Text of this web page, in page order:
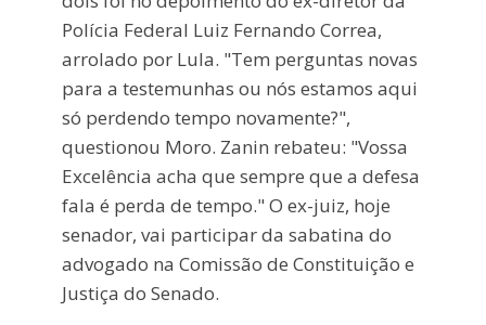
Polícia Federal Luiz Fernando Correa,
arrolado por Lula. "Tem perguntas novas
para a testemunhas ou nós estamos aqui
só perdendo tempo novamente?",
questionou Moro. Zanin rebateu: "Vossa
Excelência acha que sempre que a defesa
fala é perda de tempo." O ex-juiz, hoje
senador, vai participar da sabatina do
advogado na Comissão de Constituição e
Justiça do Senado.